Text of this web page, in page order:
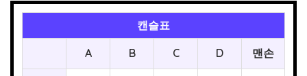
캔슬표
A B C D 맨손